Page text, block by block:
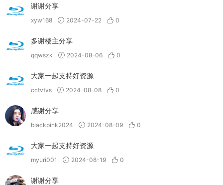
谢谢分享
xyw168 2024-07-22 0
多谢楼主分享
qqwszk 2024-08-06 0
大家一起支持好资源
cctvtvs 2024-08-08 0
感谢分享
blackpink2024 2024-08-09 0
大家一起支持好资源
myuri001 2024-08-19 0
谢谢分享